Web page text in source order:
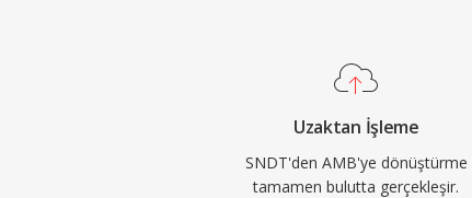
Uzaktan İşleme
SNDT'den AMB'ye dönüştürme
tamamen bulutta gerçekleşir.